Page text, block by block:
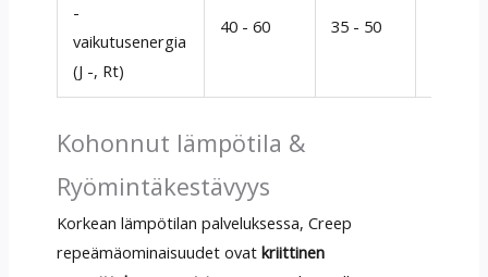
-
vaikutusenergia
(J -, Rt)
40 - 60 35 - 50
Kohonnut lämpötila &
Ryömintäkestävyys
Korkean lämpötilan palveluksessa, Creep
repeämäominaisuudet ovat kriittinen